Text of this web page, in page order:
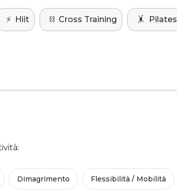
⚡️ Hiit ⛓️ Cross Training 🤸 Pilates
Dimagrimento Flessibilità / Mobilità